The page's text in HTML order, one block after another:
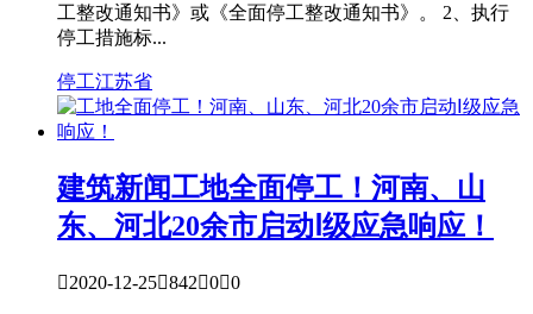
工整改通知书》或《全面停工整改通知书》。 2、执行
停工措施标...
停工江苏省
建筑新闻工地全面停工！河南、山
东、河北20余市启动Ⅰ级应急响应！
2020-12-2584200